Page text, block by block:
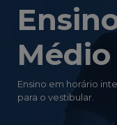
Médio
Ensino em horário
para o vestibular.